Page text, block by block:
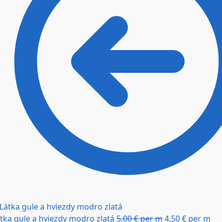
gule a hviezdy modro zlatá 5,00€per m4,50€ per m